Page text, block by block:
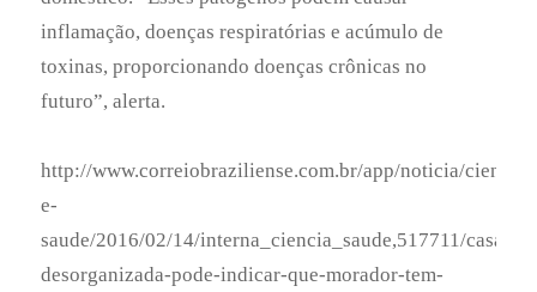
ARQUIVOS
outubro 2017